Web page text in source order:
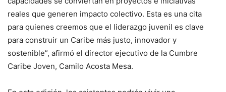
reales que generen impacto colectivo. Esta es una cita
para quienes creemos que el liderazgo juvenil es clave
para construir un Caribe más justo, innovador y
sostenible”, afirmó el director ejecutivo de la Cumbre
Caribe Joven, Camilo Acosta Mesa.